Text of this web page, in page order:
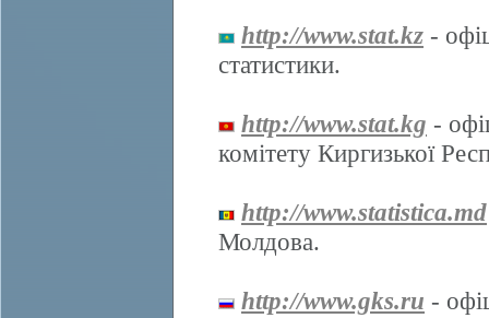
http://www.stat.kz -
статистики.
http://www.stat.kg -
комітету Киргизької
http://www.statistica.md
Молдова.
http://www.gks.ru -